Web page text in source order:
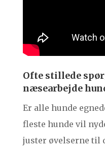
Ofte stillede
næsearbejde
Er alle hunde
fleste hunde vil
juster øvelserne til